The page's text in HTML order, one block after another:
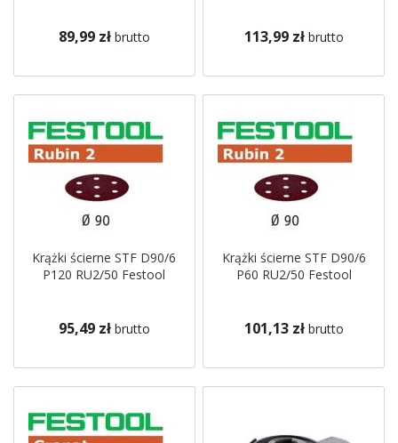
89,99 zł brutto 113,99 zł brutto
Krążki ścierne STF D90/6
P120 RU2/50 Festool
95,49 zł brutto
Krążki ścierne STF D90/6
P60 RU2/50 Festool
101,13 zł brutto